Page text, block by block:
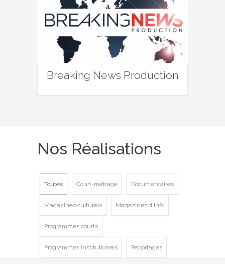
Breaking News Production
Nos Réalisations
Toutes Court-métrage Documentaires
Magazines culturels Magazines d'info
Programmes courts
Programmes institutionels Reportages